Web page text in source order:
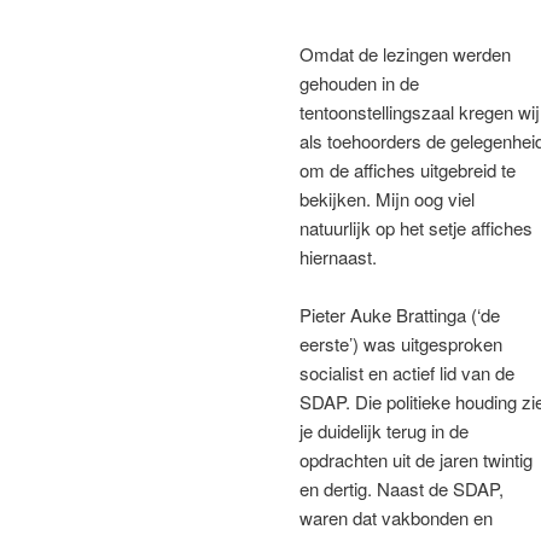
Omdat de lezingen werden
gehouden in de
tentoonstellingszaal kregen wij
als toehoorders de
om de affiches uitgebreid te
bekijken. Mijn oog viel
natuurlijk op het setje affiches
hiernaast.
Pieter Auke Brattinga (‘de
eerste’) was uitgesproken
socialist en actief lid van de
SDAP. Die politieke houding
je duidelijk terug in de
opdrachten uit de jaren twintig
en dertig. Naast de SDAP,
waren dat vakbonden en